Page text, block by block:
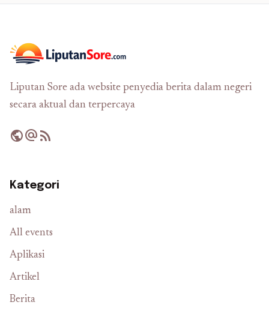
Liputan Sore ada website penyedia berita dalam negeri
secara aktual dan terpercaya
publicalternate_emailrss_feed
Kategori
alam
All events
Aplikasi
Artikel
Berita